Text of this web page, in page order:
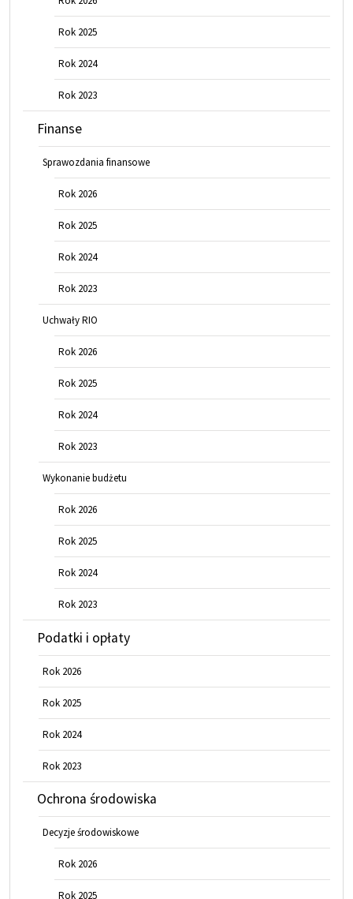
Rok 2025
Rok 2024
Rok 2023
Finanse
Sprawozdania finansowe
Rok 2026
Rok 2025
Rok 2024
Rok 2023
Uchwały RIO
Rok 2026
Rok 2025
Rok 2024
Rok 2023
Wykonanie budżetu
Rok 2026
Rok 2025
Rok 2024
Rok 2023
Podatki i opłaty
Rok 2026
Rok 2025
Rok 2024
Rok 2023
Ochrona środowiska
Decyzje środowiskowe
Rok 2026
Rok 2025